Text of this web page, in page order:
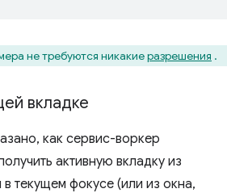
не требуются никакиеразрешения .
вкладке
как сервис-воркер
активную вкладку из
текущем фокусе (или из окна,